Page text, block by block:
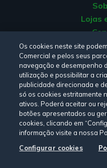
Lojas
Apoio
Livro de
Consulte a nossaPolítica
Termos e Condiçõese
Os cookies neste site
Comercial e pelos seus
navegação e desempenho
utilização e possibilitar a
publicidade direcionada e
só os cookies estritamente
ativos. Poderá aceitar ou
botões apresentados ou
cookies, clicando em
informação visite a nossa
Configurar cookies